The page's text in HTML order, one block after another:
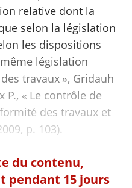
relative dont la
selon la législation
les dispositions
législation
des travaux », Gridauh
P., « Le contrôle de
des travaux et
p. 103).
du contenu,
pendant 15 jours